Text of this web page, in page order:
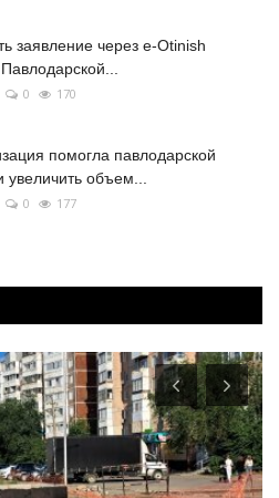
заявление через e-Otinish
0 170
помогла павлодарской
увеличить объем...
0 177